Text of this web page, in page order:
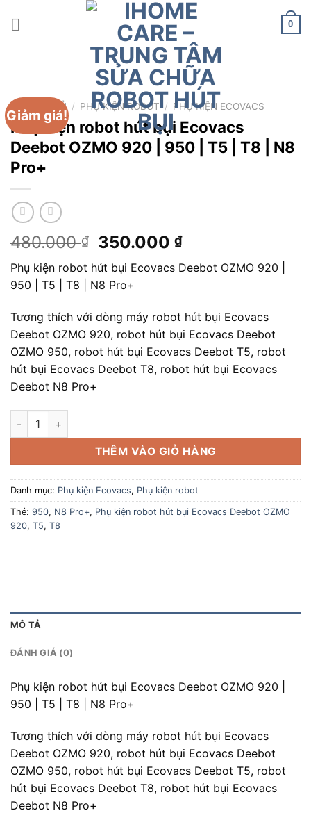
0
Giảm giá!
TRANG CHỦ / PHỤ KIỆN ROBOT / PHỤ KIỆN ECOVACS
Phụ kiện robot hút bụi Ecovacs
Deebot OZMO 920 | 950 | T5 | T8 | N8
Pro+
480.000₫
Giá
gốc
là:
480.000 ₫.
350.000₫Giá
hiện
tại
350.000 ₫.
Phụ kiện robot hút bụi Ecovacs Deebot OZMO 920 |
950 | T5 | T8 | N8 Pro+
Tương thích với dòng máy robot hút bụi Ecovacs
Deebot OZMO 920, robot hút bụi Ecovacs Deebot
OZMO 950, robot hút bụi Ecovacs Deebot T5, robot
hút bụi Ecovacs Deebot T8, robot hút bụi Ecovacs
Deebot N8 Pro+
Phụ kiện robot hút bụi Ecovacs Deebot OZMO 920 | 950 | T5
THÊM VÀO GIỎ HÀNG
Danh mục: Phụ kiện Ecovacs, Phụ kiện robot
Thẻ: 950, N8 Pro+, Phụ kiện robot hút bụi Ecovacs Deebot OZMO
920, T5, T8
MÔ TẢ
ĐÁNH GIÁ (0)
Phụ kiện robot hút bụi Ecovacs Deebot OZMO 920 |
950 | T5 | T8 | N8 Pro+
Tương thích với dòng máy robot hút bụi Ecovacs
Deebot OZMO 920, robot hút bụi Ecovacs Deebot
OZMO 950, robot hút bụi Ecovacs Deebot T5, robot
hút bụi Ecovacs Deebot T8, robot hút bụi Ecovacs
Deebot N8 Pro+